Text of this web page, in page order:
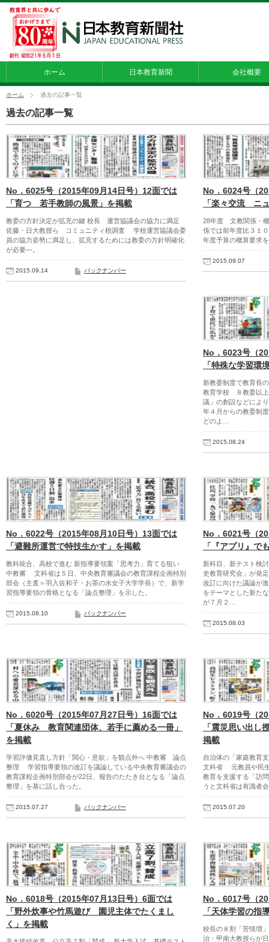
ホーム 日本教育新聞 会社概要
ホーム 過去の記事一覧
過去の記事一覧
No．6025号（2015年09月14日号）12面では
「育つ 若手教師の風景」を掲載
教委の方針決定が拡充の鍵 校長 運営協議会の協力に満足
佐藤・日大教授ら コミュニティ校調査 学校運営協議会委
員の協力姿勢に満足し、拡充するためには教委の方針明確化
が必要―。
2015.09.14 バックナンバー
No．6024号（
「楽々交流 ニ
28年度 文教関係・
係では前年度比３１
年度予算の概算要求
2015.09.07
No．6023号（
「特殊な学習環
新教委制度で教育長
教育学校 ８教委以
議」の創設などによ
年４月からの教委制
どのよ…
2015.08.24
No．6022号（2015年08月10日号）13面では
「避難所運営で特技生かす」を掲載
教科統合、高校で進む 新指導要領案「思考力」育てる狙い
中教審 文科省は５日、中央教育審議会の教育課程企画特別
部会（主査＝羽入佐和子・お茶の水女子大学学長）で、新学
習指導要領の骨格となる「論点整理」を示した。
2015.08.10 バックナンバー
No．6021号（
「『アプリ』で
新科目、新テスト検
史教育研究会」が発
改訂に向けた議論が
をテーマとした新た
が７月２…
2015.08.03
No．6020号（2015年07月27日号）16面では
「夏休み 教育関連団体、若手に薦める一冊」
を掲載
学習評価見直し方針「関心・意欲」を観点外へ 中教審 論点
整理 学習指導要領の改訂を議論している中央教育審議会の
教育課程企画特別部会が22日、報告のたたき台となる「論点
整理」を基に話し合った。
2015.07.27 バックナンバー
No．6019号（
「震災思い出し
掲載
自治体の「家庭教育
文科省 元教員や民生
教育を支援する「訪
うと文科省は有識者
2015.07.20
No．6018号（2015年07月13日号）6面では
「野外炊事や竹馬遊び 園児主体でたくまし
く」を掲載
No．6017号（
「天体学習の指
校長の８割「苦情増
治・甲南大教授らが